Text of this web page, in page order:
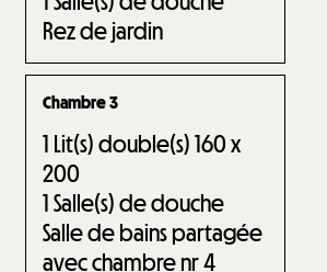
Rez de jardin
Chambre 3
1 Lit(s) double(s) 160 x
200
1Salle(s) de douche
Salle de bains partagée
avec chambre nr4